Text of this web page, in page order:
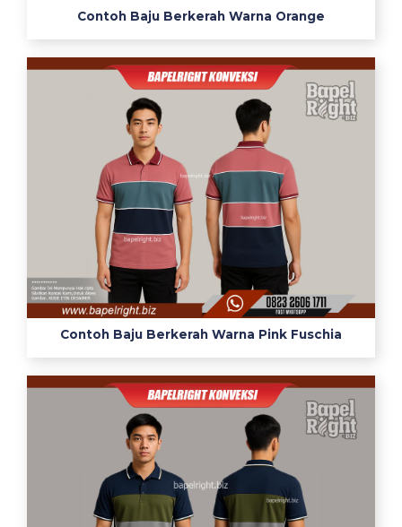
Contoh Baju Berkerah Warna Orange
Contoh Baju Berkerah Warna Pink Fuschia